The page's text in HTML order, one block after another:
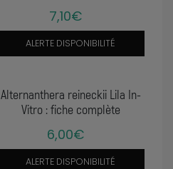
7,10€
ALERTE DISPONIBILITÉ
Alternanthera reineckii Lila In-
Vitro : fiche complète
6,00€
ALERTE DISPONIBILITÉ